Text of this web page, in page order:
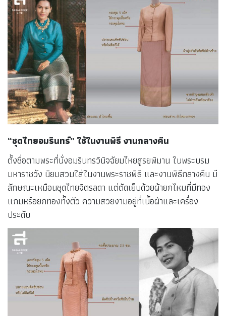
“ชุดไทยอมรินทร์” ใช้ในงานพิธี งานกลางคืน
ตั้งชื่อตามพระที่นั่งอมรินทรวินิจฉัยมไหยสูรยพิมาน ในพระบรม
มหาราชวัง นิยมสวมใส่ในงานพระราชพิธี และงานพิธีกลางคืน มี
ลักษณะเหมือนชุดไทยจิตรลดา แต่ตัดเย็บด้วยผ้ายกไหมที่มีทอง
แกมหรือยกทองทั้งตัว ความสวยงามอยู่ที่เนื้อผ้าและเครื่อง
ประดับ